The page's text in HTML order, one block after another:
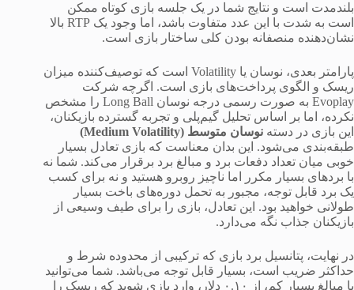
بلندمدت است و نتایج شما در یک جلسه بازی کوتاه ممکن
است به شدت با این عدد متفاوت باشد، اما وجود یک RTP بالا
نشان‌دهنده منصفانه بودن کلی ساختار بازی است.
پارامتر بعدی، نوسان یا Volatility است که توصیف‌کننده میزان
ریسک و الگوی پرداخت‌های بازی است. اگرچه شرکت
Evoplay به صورت رسمی درجه نوسان Long Ball را مشخص
نکرده، اما بر اساس تحلیل گیم‌پلی و تجربه گسترده بازیکنان،
این بازی در دسته نوسان متوسط (Medium Volatility)
طبقه‌بندی می‌شود. این بدان معناست که بازی تعادل بسیار
خوبی میان تعداد دفعات برد و مبالغ برد برقرار می‌کند. شما نه
با بردهای بسیار مکرر اما ناچیز روبرو هستید و نه برای کسب
یک برد قابل توجه، مجبور به تحمل دوره‌های باخت بسیار
طولانی خواهید بود. این تعادل، بازی را برای طیف وسیعی از
بازیکنان جذاب نگه می‌دارد.
در نهایت، پتانسیل برد بازی که ترکیبی از محدوده شرط و
حداکثر ضریب است، بسیار قابل توجه می‌باشد. شما می‌توانید
با مبالغ بسیار کم، از ۰.۱۰ دلار، وارد بازی شوید که ریسک را